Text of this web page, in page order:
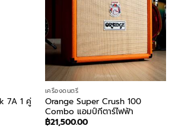
7A 1 คู่
เครื่องดนตรี
Orange Super Crush 100
Combo แอมป์กีตาร์ไฟฟ้า
฿21,500.00